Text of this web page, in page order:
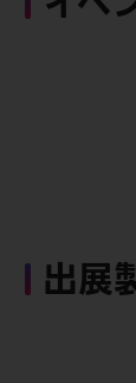
出展